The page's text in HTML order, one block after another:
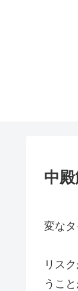
中
変な
リス
うこと